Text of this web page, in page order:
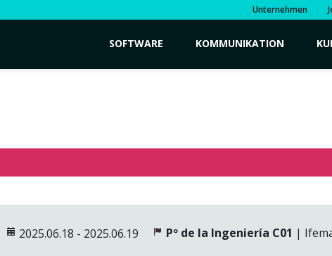
Unternehmen
SOFTWARE KOMMUNIKATION
2025.06.18 - 2025.06.19 Pº de la Ingeniería C01 |